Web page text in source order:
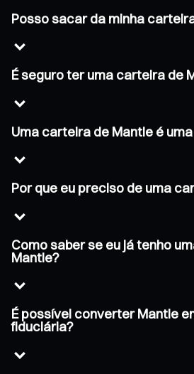
Posso sacar da minha
É seguro ter uma carteira de
Uma carteira de Mantle é
Por que eu preciso de uma
Como saber se eu já tenho
Mantle?
É possível converter Mantle
fiduciária?